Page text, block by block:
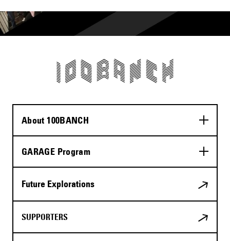
About 100BANCH
GARAGE Program
Future Explorations
SUPPORTERS